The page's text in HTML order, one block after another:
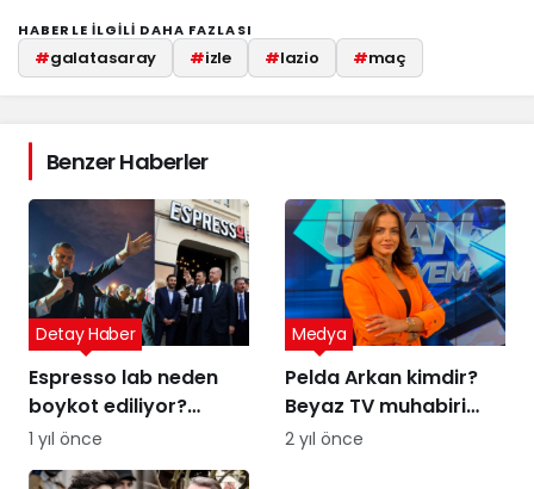
HABERLE ILGILI DAHA FAZLASI
#galatasaray #izle #lazio #maç
Benzer Haberler
Espresso lab neden
boykot ediliyor?
Espresso Lab sahibi
kim?
Detay Haber
1 yıl önce
Pelda Arkan kimdir?
Beyaz TV muhabiri
Pelda Arkan kaç
Medya
2 yıl önce